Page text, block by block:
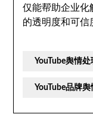
仅能帮助企业化
的透明度和可信
YouTube舆情处
YouTube品牌